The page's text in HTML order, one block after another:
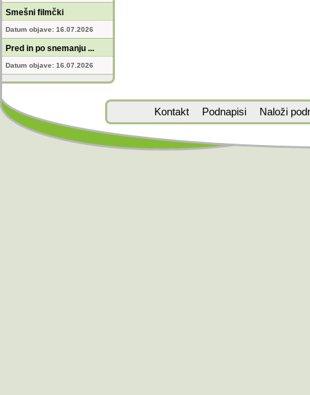
Smešni filmčki
Datum objave: 16.07.2026
Pred in po snemanju ...
Datum objave: 16.07.2026
Kontakt Podnapisi Naloži